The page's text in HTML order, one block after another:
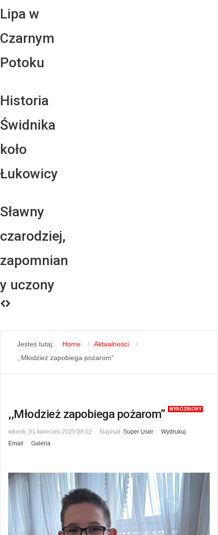
Lipa w
Czarnym
Potoku
Historia
Świdnika
koło
Łukowicy
Sławny
czarodziej,
zapomnian
y uczony
Jesteś tutaj: Home
Aktualności
,,Młodzież zapobiega pożarom”
,,Młodzież zapobiega pożarom” WYRÓŻNIONY
wtorek, 01 kwiecień 2025 08:02 Napisał Super User
Wydrukuj
Email
Galeria